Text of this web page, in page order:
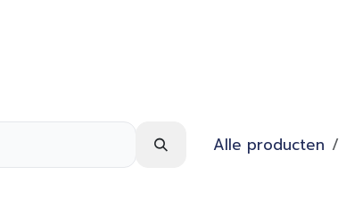
Alle producten